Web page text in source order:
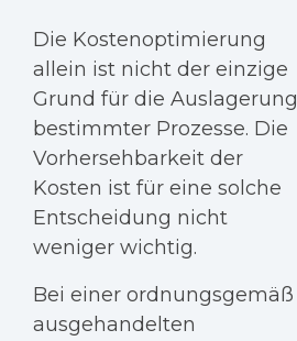
Die Kostenoptimierung
allein ist nicht der einzige
Grund für die Auslagerung
bestimmter Prozesse. Die
Vorhersehbarkeit der
Kosten ist für eine solche
Entscheidung nicht
weniger wichtig.
Bei einer ordnungsgemäß
ausgehandelten